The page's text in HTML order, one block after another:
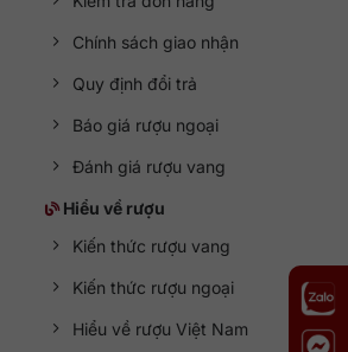
Chính sách giao nhận
Quy định đổi trả
Báo giá rượu ngoại
Đánh giá rượu vang
Hiểu về rượu
Kiến thức rượu vang
Kiến thức rượu ngoại
Hiểu về rượu Việt Nam